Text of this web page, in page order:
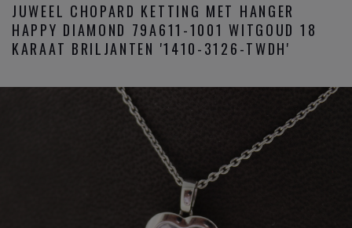
JUWEEL CHOPARD KETTING MET HANGER
HAPPY DIAMOND 79A611-1001 WITGOUD 18
KARAAT BRILJANTEN '1410-3126-TWDH'